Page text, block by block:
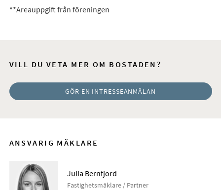
**Areauppgift från föreningen
VILL DU VETA MER OM BOSTADEN?
GÖR EN INTRESSEANMÄLAN
ANSVARIG MÄKLARE
Julia Bernfjord
Fastighetsmäklare / Partner